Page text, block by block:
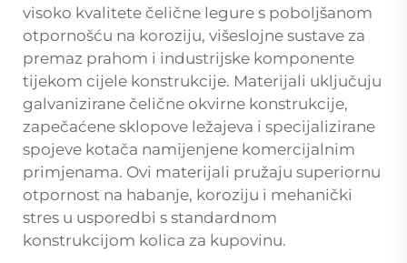
visoko kvalitete čelične legure s poboljšanom
otpornošću na koroziju, višeslojne sustave za
premaz prahom i industrijske komponente
tijekom cijele konstrukcije. Materijali uključuju
galvanizirane čelične okvirne konstrukcije,
zapečaćene sklopove ležajeva i specijalizirane
spojeve kotača namijenjene komercijalnim
primjenama. Ovi materijali pružaju superiornu
otpornost na habanje, koroziju i mehanički
stres u usporedbi s standardnom
konstrukcijom kolica za kupovinu.